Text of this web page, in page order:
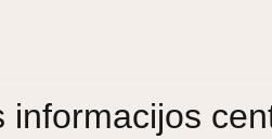
informacijos